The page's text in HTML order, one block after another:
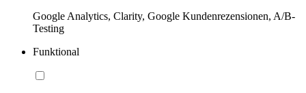
Google Analytics, Clarity, Google Kundenrezensionen, A/B-
Testing
Funktional